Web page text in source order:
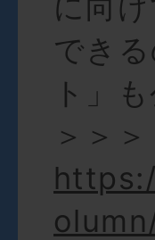
でき
ト」
＞＞＞